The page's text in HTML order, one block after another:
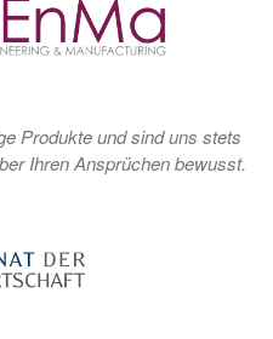
Produkte und sind uns stets
Ihren Ansprüchen bewusst.